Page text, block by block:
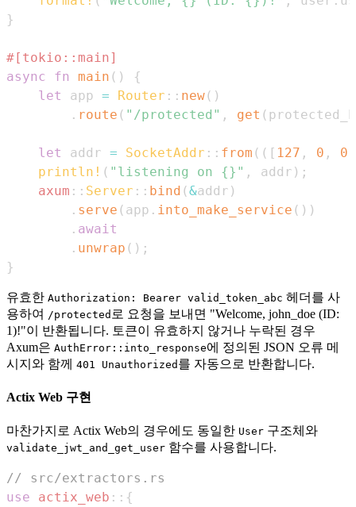
}
#[tokio::main]
async
fn main ( )
{
let
app = Router :: new( )
. route ( "/protected" , get (
let addr = SocketAddr :: from ( ( [ 127 , 0 , 0
println! ( "listening on {}" , addr ) ;
axum :: Server :: bind (&addr )
. serve ( app . into_make_service ( ) )
. await
. unwrap ( ) ;
}
유효한 Authorization: Bearer valid_token_abc 헤더를 사
용하여 /protected 로 요청을 보내면 "Welcome, john_doe (ID:
1)!"이 반환됩니다. 토큰이 유효하지 않거나 누락된 경우
Axum은 AuthError::into_response에 정의된 JSON 오류 메
시지와 함께 401 Unauthorized 를 자동으로 반환합니다.
Actix Web 구현
마찬가지로 Actix Web의 경우에도 동일한 User 구조체와
validate_jwt_and_get_user 함수를 사용합니다.
// src/extractors.rs
use
actix_web :: {